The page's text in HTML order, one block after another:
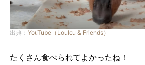
出典： YouTube（Loulou & Friends）
たくさん食べられてよかったね！